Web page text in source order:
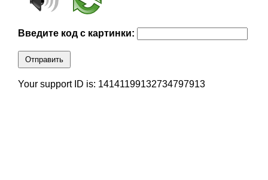
Введите код с картинки:
Отправить
Your support ID is: 14141199132734797913